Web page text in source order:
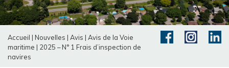
Accueil | Nouvelles | Avis | Avis de la Voie
maritime | 2025 – N° 1 Frais d’inspection de
navires